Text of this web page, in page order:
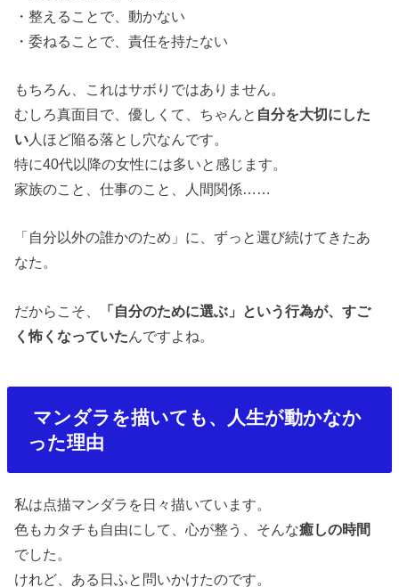
・整えることで、動かない
・委ねることで、責任を持たない
もちろん、これはサボりではありません。
むしろ真面目で、優しくて、ちゃんと 自分を大切にした
い 人ほど陥る落とし穴なんです。
特に40代以降の女性には多いと感じます。
家族のこと、仕事のこと、人間関係……
「自分以外の誰かのため」に、ずっと選び続けてきたあ
なた。
だからこそ、
「自分のために選ぶ」という行為が、すご
く怖くなっていたんですよね。
マンダラを描いても、人生が動かなか
った理由
私は点描マンダラを日々描いています。
色もカタチも自由にして、心が整う、そんな癒しの時間
でした。
けれど、ある日ふと問いかけたのです。